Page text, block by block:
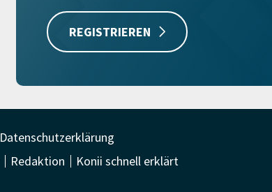
REGISTRIEREN
Datenschutzerklärung
Redaktion Konii schnell erklärt